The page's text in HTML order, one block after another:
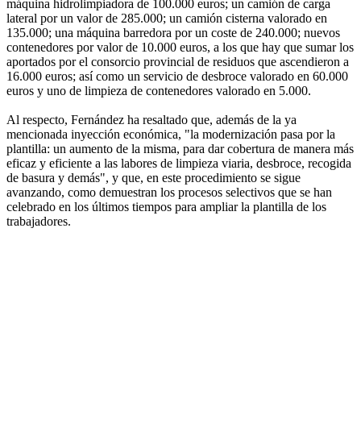
máquina hidrolimpiadora de 100.000 euros; un camión de carga
lateral por un valor de 285.000; un camión cisterna valorado en
135.000; una máquina barredora por un coste de 240.000; nuevos
contenedores por valor de 10.000 euros, a los que hay que sumar los
aportados por el consorcio provincial de residuos que ascendieron a
16.000 euros; así como un servicio de desbroce valorado en 60.000
euros y uno de limpieza de contenedores valorado en 5.000.
Al respecto, Fernández ha resaltado que, además de la ya
mencionada inyección económica, "la modernización pasa por la
plantilla: un aumento de la misma, para dar cobertura de manera más
eficaz y eficiente a las labores de limpieza viaria, desbroce, recogida
de basura y demás", y que, en este procedimiento se sigue
avanzando, como demuestran los procesos selectivos que se han
celebrado en los últimos tiempos para ampliar la plantilla de los
trabajadores.